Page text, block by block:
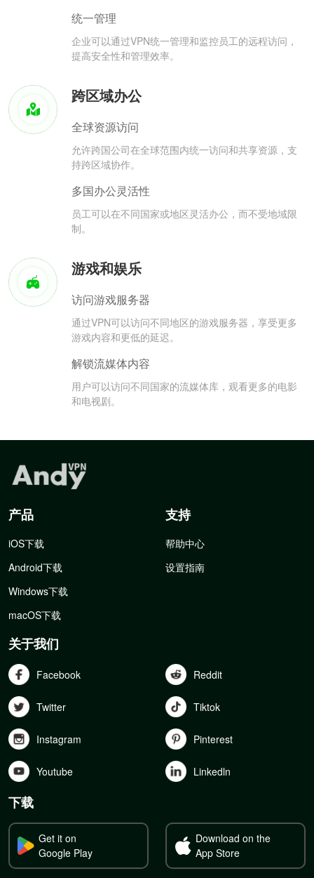
统一管理
企业可以通过VPN统一管理和监控员工的远程访问，
提高安全性和管理效率。
跨区域办公
全球资源访问
允许跨国公司在全球范围内统一访问和共享资源，支
持跨区域协作。
多国办公灵活性
员工可以在不同国家或地区灵活办公，而不受地域限
制。
游戏和娱乐
访问游戏服务器
通过VPN可以访问不同地区的游戏服务器，享受更多
游戏内容和更低的延迟。
解锁流媒体内容
用户可以访问不同国家的流媒体库，观看更多的电影
和电视剧。
产品
iOS下载
Android下载
Windows下载
macOS下载
支持
帮助中心
设置指南
关于我们
Facebook Reddit
Twitter Tiktok
Instagram Pinterest
Youtube Linkedln
下载
Get it on
Google Play
Download on the
App Store